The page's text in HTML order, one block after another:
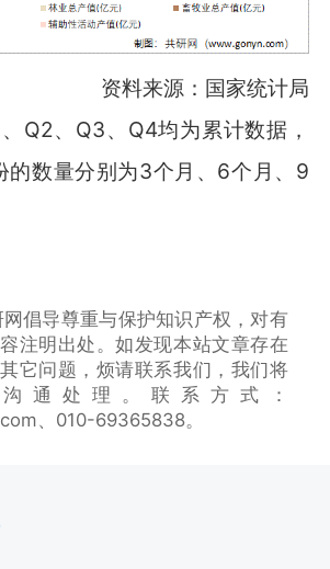
资料来源：国家统计局
Q2、Q3、Q4均为累计数据，
的数量分别为3个月、6个月、9
倡导尊重与保护知识产权，对有
注明出处。如发现本站文章存在
它问题，烦请联系我们，我们将
通处理。联系方式：
、010-69365838。